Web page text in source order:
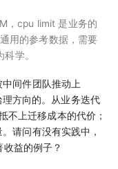
，cpu limit 是业务的
用的参考数据，需要
学。
间件团队推动上
方向的。从业务迭代
不上迁移成本的代价；
请问有没有实践中，
益的例子？